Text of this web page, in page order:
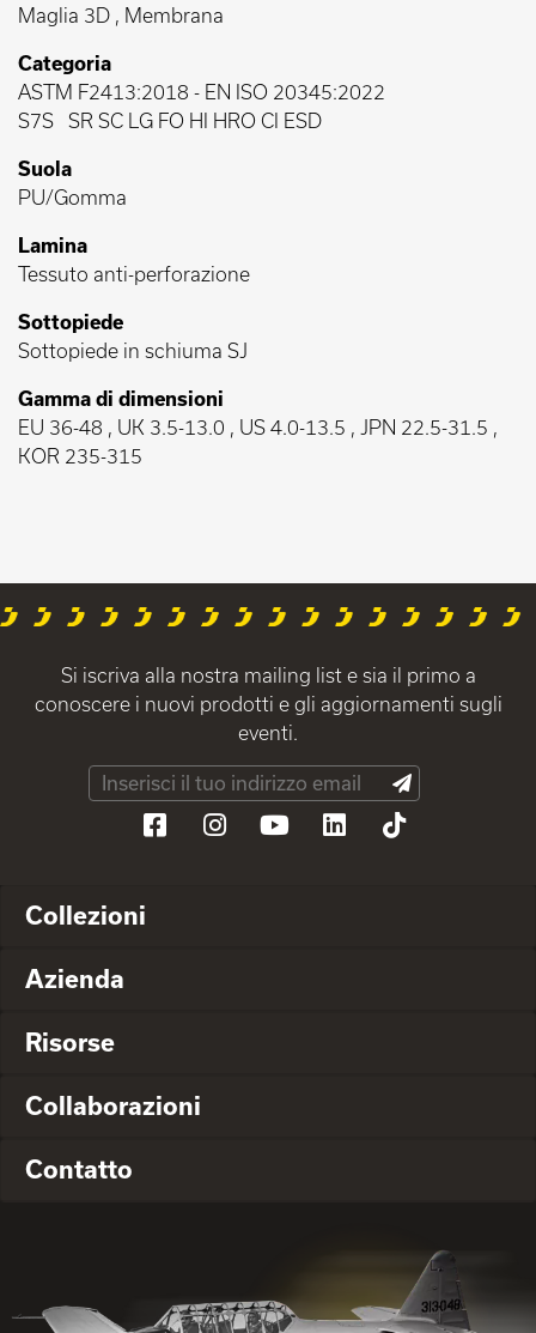
Maglia 3D , Membrana
Categoria
ASTM F2413:2018 - EN ISO 20345:2022
S7S
SR SC LG FO HI HRO CI ESD
Suola
PU/Gomma
Lamina
Tessuto anti-perforazione
Sottopiede
Sottopiede in schiuma SJ
Gamma di dimensioni
EU 36-48 , UK 3.5-13.0 , US 4.0-13.5 , JPN 22.5-31.5 ,
KOR 235-315
Si iscriva alla nostra mailing list e sia il primo a
conoscere i nuovi prodotti e gli aggiornamenti sugli
eventi.
Collezioni
Azienda
Risorse
Collaborazioni
Contatto